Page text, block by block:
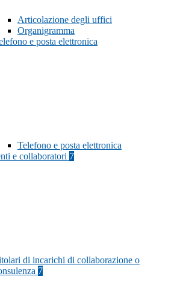
Articolazione degli uffici
Organigramma
e posta elettronica
Telefono e posta elettronica
e collaboratori 7
di incarichi di collaborazione o
7